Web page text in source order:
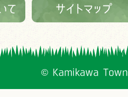
て サイトマップ
© Kamikawa Town